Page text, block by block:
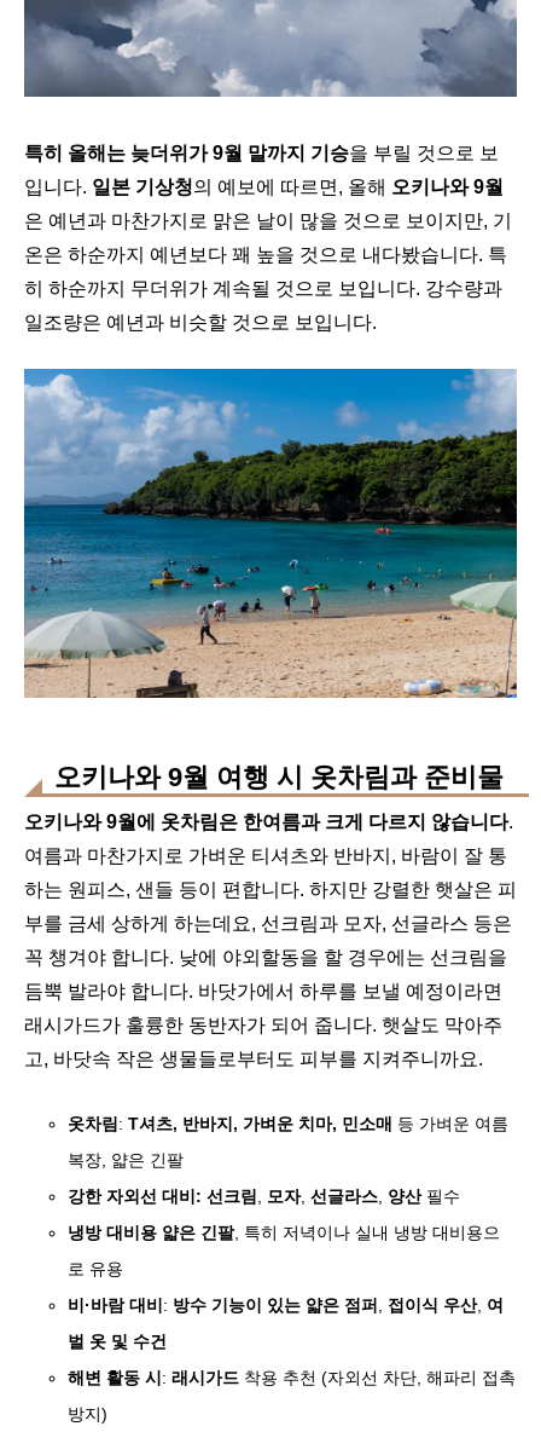
특히 올해는 늦더위가 9월 말까지 기승을 부릴 것으로 보
입니다. 일본 기상청의 예보에 따르면, 올해 오키나와 9월
은 예년과 마찬가지로 맑은 날이 많을 것으로 보이지만, 기
온은 하순까지 예년보다 꽤 높을 것으로 내다봤습니다. 특
히 하순까지 무더위가 계속될 것으로 보입니다. 강수량과
일조량은 예년과 비슷할 것으로 보입니다.
오키나와 9월 여행 시 옷차림과 준비물
오키나와 9월에 옷차림은 한여름과 크게 다르지 않습니다.
여름과 마찬가지로 가벼운 티셔츠와 반바지, 바람이 잘 통
하는 원피스, 샌들 등이 편합니다. 하지만 강렬한 햇살은 피
부를 금세 상하게 하는데요, 선크림과 모자, 선글라스 등은
꼭 챙겨야 합니다. 낮에 야외할동을 할 경우에는 선크림을
듬뿍 발라야 합니다. 바닷가에서 하루를 보낼 예정이라면
래시가드가 훌륭한 동반자가 되어 줍니다. 햇살도 막아주
고, 바닷속 작은 생물들로부터도 피부를 지켜주니까요.
옷차림:T셔츠, 반바지, 가벼운 치마, 민소매 등 가벼운 여름
복장, 얇은 긴팔
강한 자외선 대비: 선크림
모자,선글라스 양산필수
냉방 대비용 얇은 긴팔, 특히 저녁이나 실내 냉방 대비용으
로 유용
비·바람 대비 : 방수 기능이 있는 얇은 점퍼 접이식 우산, 여
벌 옷 및 수건
해변 활동 시 :래시가드 착용 추천 (자외선 차단, 해파리 접촉
방지)